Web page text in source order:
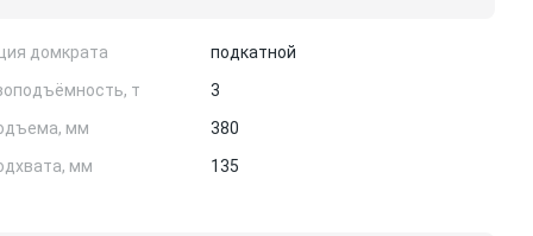
домкрата
подкатной
т
3
мм
380
мм
135